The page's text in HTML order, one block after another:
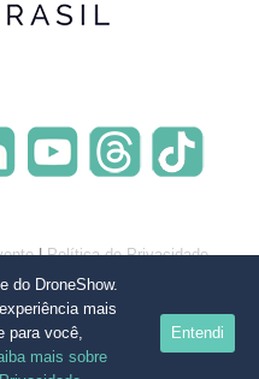
|Política de Privacidade
do DroneShow.
mais
para você,
mais sobre
Entendi